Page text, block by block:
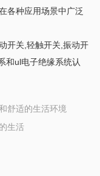
各种应用场景中广泛
开关,轻触开关,振动开
和ul电子绝缘系统认
舒适的生活环境
生活